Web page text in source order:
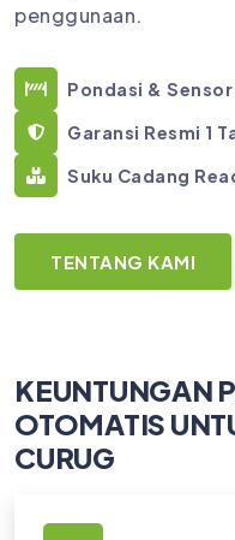
penggunaan.
Pondasi &
Garansi Resmi 1
Suku Cadang
TENTANG KAMI
KEUNTUNGAN
OTOMATIS
CURUG